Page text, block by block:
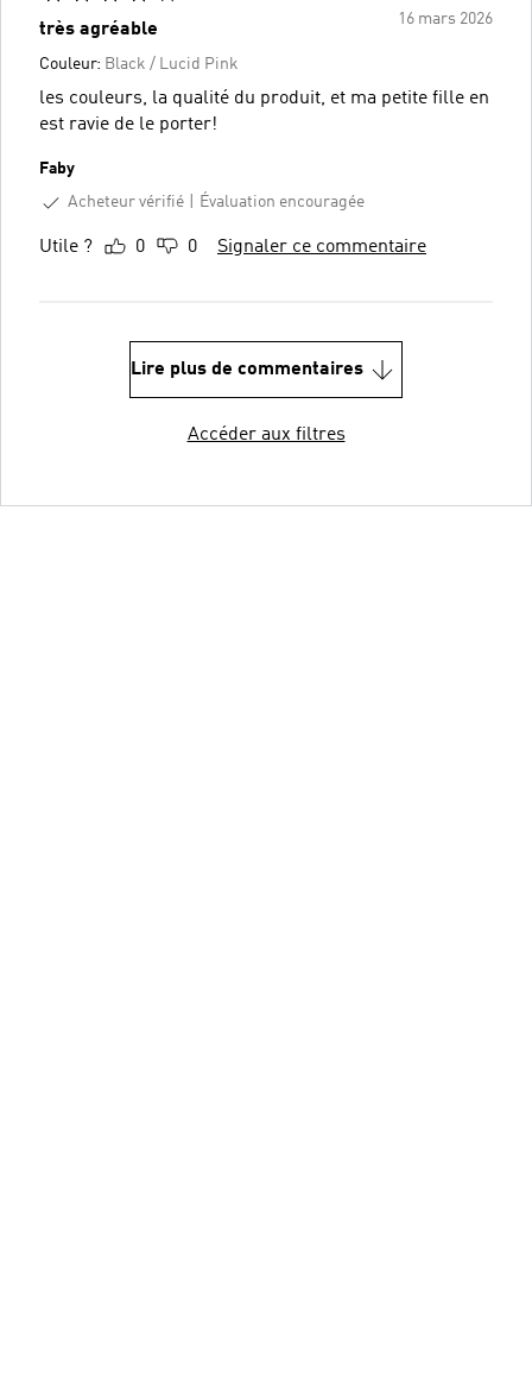
16 mars 2026
très agréable
Couleur: Black / Lucid Pink
les couleurs, la qualité du produit, et ma petite fille en
est ravie de le porter!
Faby
Acheteur vérifié
Évaluation encouragée
Utile ? 0 0 Signaler ce commentaire
Lire plus de commentaires
Accéder aux filtres